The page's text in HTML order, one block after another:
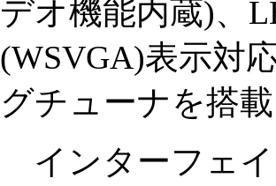
デオ機能内蔵)、
(WSVGA)表示対
グチューナを搭
インターフェイ